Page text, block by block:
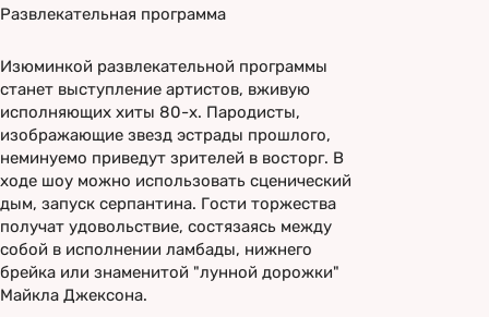
Развлекательная программа
Изюминкой развлекательной программы
станет выступление артистов, вживую
исполняющих хиты 80-х. Пародисты,
изображающие звезд эстрады прошлого,
неминуемо приведут зрителей в восторг. В
ходе шоу можно использовать сценический
дым, запуск серпантина. Гости торжества
получат удовольствие, состязаясь между
собой в исполнении ламбады, нижнего
брейка или знаменитой "лунной дорожки"
Майкла Джексона.